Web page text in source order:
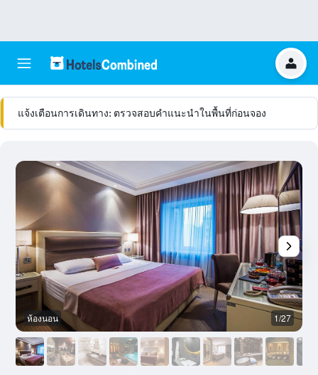
แจ้งเตือนการเดินทาง: ตรวจสอบคำแนะนำในพื้นที่ก่อนจอง
ห้องนอน 1/27